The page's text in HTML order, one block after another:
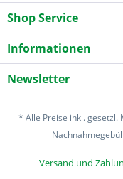
Shop Service
Informationen
Newsletter
* Alle Preise inkl. gesetzl.
Versand und